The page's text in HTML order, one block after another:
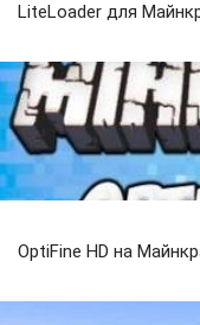
LiteLoader для
OptiFine HD на